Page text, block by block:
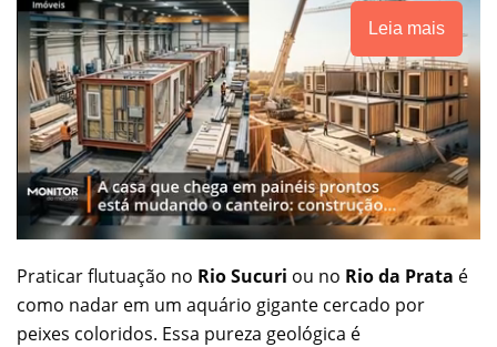
Leia mais
Praticar flutuação no Rio Sucuri ou no Rio da Prata é
como nadar em um aquário gigante cercado por
peixes coloridos. Essa pureza geológica é